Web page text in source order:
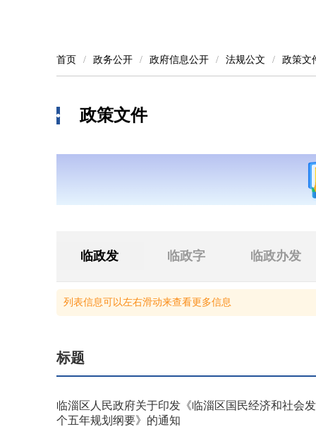
首页 / 政务公开 / 政府信息公开 / 法规公文 / 政策文
政策文件
临政发 临政字 临政办发
列表信息可以左右滑动来查看更多信息
标题
临淄区人民政府关于印发《临淄区国民经济和社会
个五年规划纲要》的通知